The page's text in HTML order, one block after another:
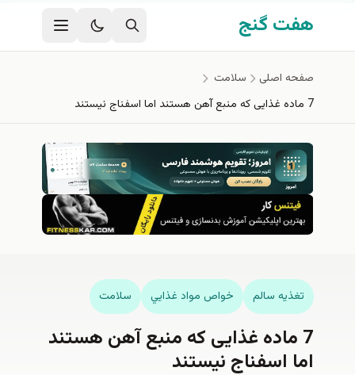
رفتن به محتوای اصلی
هفت گنج
صفحه اصلی
سلامت
7 ماده غذایی که منبع آهن هستند اما اسفناج نیستند
تغذيه سالم خواص مواد غذايي سلامت
7 ماده غذایی که منبع آهن هستند
اما اسفناج نیستند